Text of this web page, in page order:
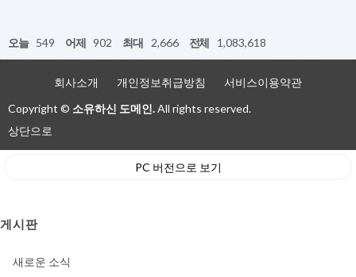
오늘 549 어제 902 최대 2,666 전체 1,083,618
회사소개 개인정보취급방침
서비스이용약관
Copyright © 소유하신 도메인.All rights reserved.
상단으로
PC 버전으로 보기
게시판
새로운 소식